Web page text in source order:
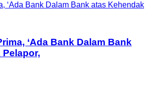
‘Ada Bank Dalam Bank atas Kehendak
‘Ada Bank Dalam Bank